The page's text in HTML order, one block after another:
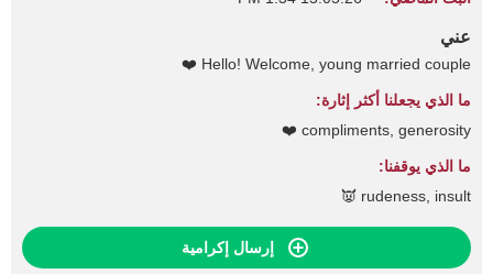
عني
Hello! Welcome, young married couple ❤️
ما الذي يجعلنا أكثر إثارة:
compliments, generosity ❤️
ما الذي يوقفنا:
rudeness, insult 👿
إرسال إكرامية